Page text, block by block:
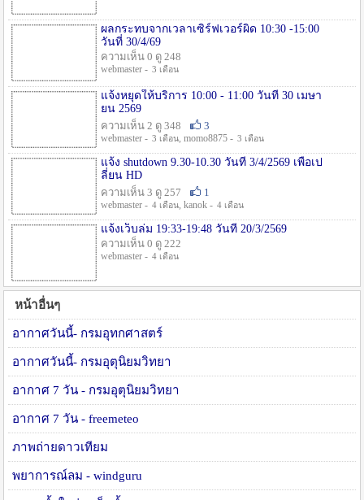
ผลกระทบจากเวลาเซิร์ฟเวอร์ผิด 10:30 -15:00
วันที่ 30/4/69
ความเห็น 0 ดู 248
webmaster - 3 เดือน
แจ้งหยุดให้บริการ 10:00 - 11:00 วันที่ 30 เมษา
ยน 2569
ความเห็น 2 ดู 348
3
webmaster - 3 เดือน, momo8875 - 3 เดือน
แจ้ง shutdown 9.30-10.30 วันที่ 3/4/2569 เพื่อเป
ลี่ยน HD
ความเห็น 3 ดู 257
1
webmaster - 4 เดือน, kanok - 4 เดือน
แจ้งเว็บล่ม 19:33-19:48 วันที่ 20/3/2569
ความเห็น 0 ดู 222
webmaster - 4 เดือน
หน้าอื่นๆ
อากาศวันนี้- กรมอุทกศาสตร์
อากาศวันนี้- กรมอุตุนิยมวิทยา
อากาศ 7 วัน - กรมอุตุนิยมวิทยา
อากาศ 7 วัน - freemeteo
ภาพถ่ายดาวเทียม
พยาการณ์ลม - windguru